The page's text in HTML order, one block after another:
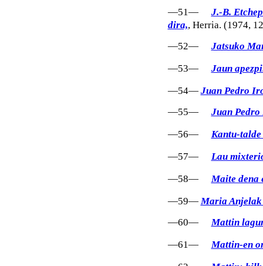
—51—
J.-B.
dira,, Herria. (1974,
—52—
Jatsuko
—53—
Jaun
—54— Juan Pedro
—55—
Juan
—56—
Kantu-
—57—
Lau
—58—
Maite dena
—59—Maria
—60—
Mattin
—61—
Mattin-en